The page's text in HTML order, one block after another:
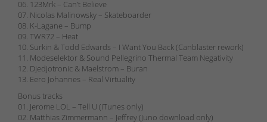
06. 123Mrk – Can’t Believe
07. Nicolas Malinowsky – Skateboarder
08. K-Lagane – Bump
09. TWR72 – Heat
10. Surkin & Todd Edwards – I Want You Back (Canblaster rework)
11. Modeselektor & Sound Pellegrino Thermal Team Negativity
12. Djedjotronic & Maelstrom – Buran
13. Eero Johannes – Real Virtuality
Bonus tracks
01. Jerome LOL – Tell U (iTunes only)
02. Matthias Zimmermann – Jeffrey (Juno download only)